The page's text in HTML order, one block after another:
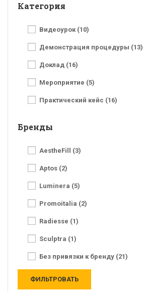
Категория
Видеоурок (10)
Демонстрация процедуры (13)
Доклад (16)
Мероприятие (5)
Практический кейс (16)
Бренды
AestheFill (3)
Aptos (2)
Luminera (5)
Promoitalia (2)
Radiesse (1)
Sculptra (1)
Без привязки к бренду (21)